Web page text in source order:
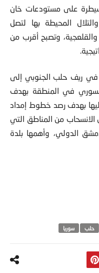
على مستودعات خان
المحيطة بها لتصل
وتصبح أقرب من
في ريف حلب الجنوبي إلى
في المنطقة بهدف
بهدف رصد خطوط إمداد
الانسحاب من المناطق التي
الدولي، وأهمها بلدة
حلب سوريا